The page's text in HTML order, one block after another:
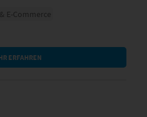
E-Commerce
ERFAHREN